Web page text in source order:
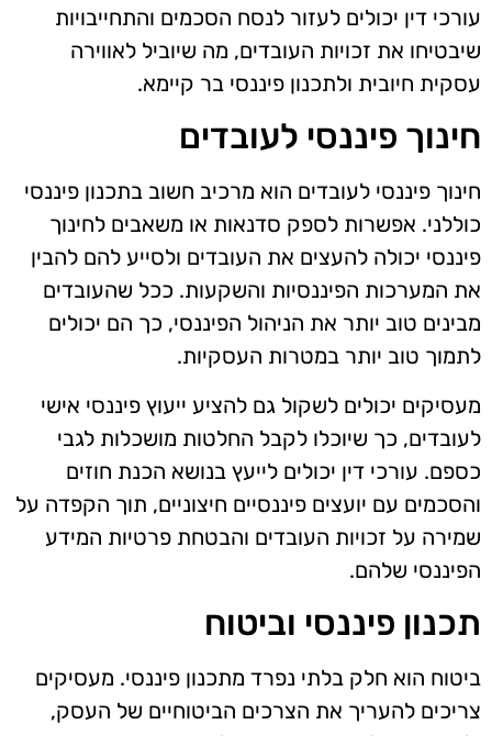
עורכי דין יכולים לעזור לנסח הסכמים והתחייבויות
שיבטיחו את זכויות העובדים, מה שיוביל לאווירה
עסקית חיובית ולתכנון פיננסי בר קיימא.
חינוך פיננסי לעובדים
חינוך פיננסי לעובדים הוא מרכיב חשוב בתכנון פיננסי
כוללני. אפשרות לספק סדנאות או משאבים לחינוך
פיננסי יכולה להעצים את העובדים ולסייע להם להבין
את המערכות הפיננסיות והשקעות. ככל שהעובדים
מבינים טוב יותר את הניהול הפיננסי, כך הם יכולים
לתמוך טוב יותר במטרות העסקיות.
מעסיקים יכולים לשקול גם להציע ייעוץ פיננסי אישי
לעובדים, כך שיוכלו לקבל החלטות מושכלות לגבי
כספם. עורכי דין יכולים לייעץ בנושא הכנת חוזים
והסכמים עם יועצים פיננסיים חיצוניים, תוך הקפדה על
שמירה על זכויות העובדים והבטחת פרטיות המידע
הפיננסי שלהם.
תכנון פיננסי וביטוח
ביטוח הוא חלק בלתי נפרד מתכנון פיננסי. מעסיקים
צריכים להעריך את הצרכים הביטוחיים של העסק,